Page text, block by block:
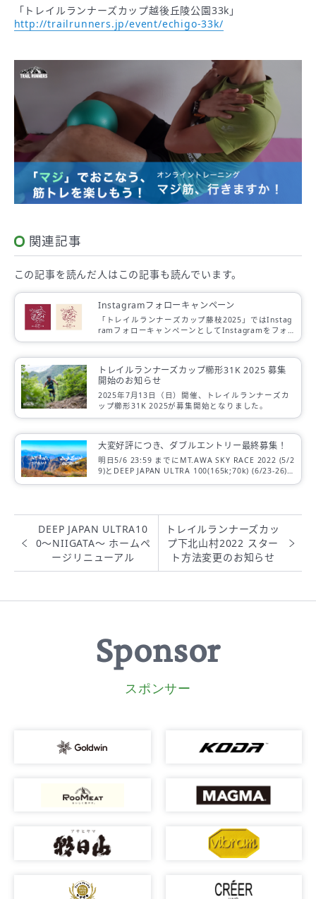
「トレイルランナーズカップ越後丘陵公園33k」
http://trailrunners.jp/event/echigo-33k/
関連記事
この記事を読んだ人は この記事も読んでいます。
Instagramフォローキャンペーン
「トレイルランナーズカップ藤枝2025」ではInstag
ramフォローキャンペーンとしてInstagramをフォ
ローいただいた方にステッカーをプレゼントしま
トレイルランナーズカップ櫛形31K 2025 募集
開始のお知らせ
2025年7月13日（日）開催、トレイルランナーズカ
ップ櫛形31K 2025が募集開始となりました。
大変好評につき、ダブルエントリー最終募集！
明日5/6 23:59 までにMT.AWA SKY RACE 2022 (5/2
9)とDEEP JAPAN ULTRA 100(165k;70k) (6/23-26)
DEEP JAPAN ULTRA10
0～NIIGATA～ ホームペ
ージリニューアル
トレイルランナーズカッ
プ下北山村2022 スター
ト方法変更のお知らせ
Sponsor
スポンサー